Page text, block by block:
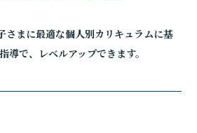
さまに最適な個人別カリキュラムに基
導で、レベルアップできます。